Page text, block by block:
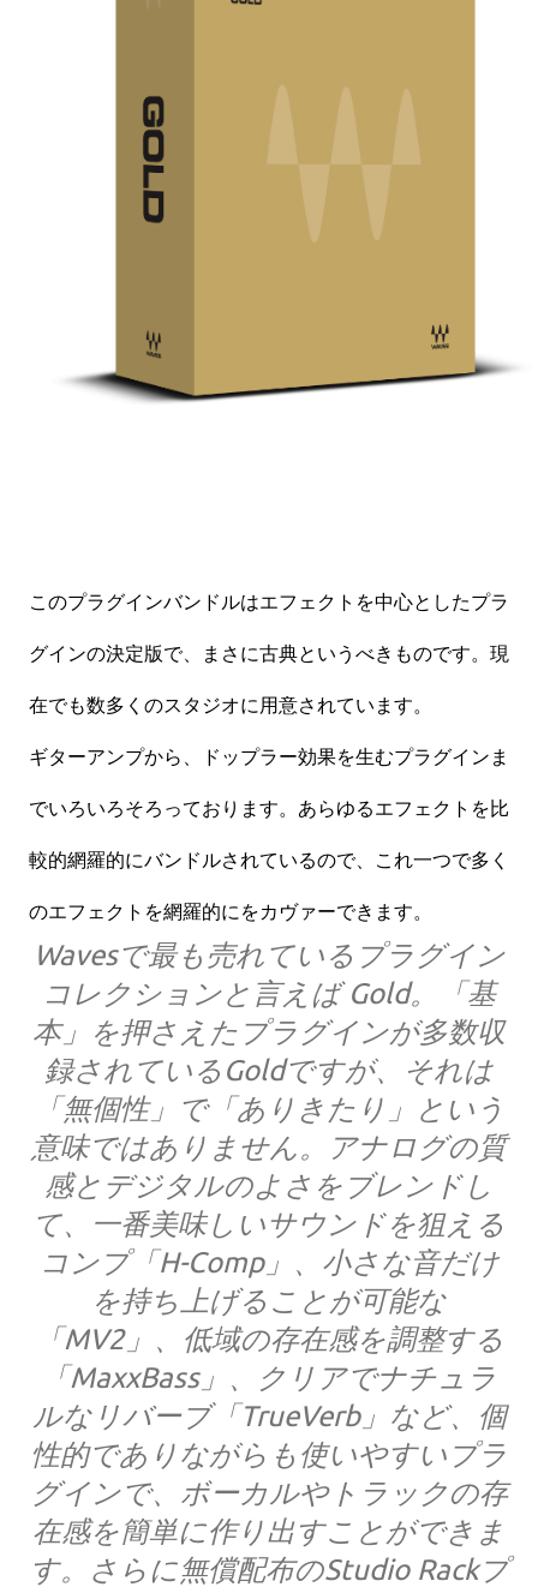
このプラグインバンドルはエフェクトを中心としたプラ
グインの決定版で、まさに古典というべきものです。現
在でも数多くのスタジオに用意されています。
ギターアンプから、ドップラー効果を生むプラグインま
でいろいろそろっております。 あらゆるエフェクトを比
較的網羅的にバンドルされているので、これ一つで多く
のエフェクトを網羅的にをカヴァーできます。
Wavesで最も売れているプラグイン
コレクションと言えば Gold。「基
本」を押さえたプラグインが多数収
録されているGoldですが、それは
「無個性」で「ありきたり」という
意味ではありません。アナログの質
感とデジタルのよさをブレンドし
て、一番美味しいサウンドを狙える
コンプ「H-Comp」、小さな音だけ
を持ち上げることが可能な
「MV2」、低域の存在感を調整する
「MaxxBass」、クリアでナチュラ
ルなリバーブ「TrueVerb」など、個
性的でありながらも使いやすいプラ
グインで、ボーカルやトラックの存
在感を簡単に作り出すことができま
す。さらに無償配布のStudio Rackプ